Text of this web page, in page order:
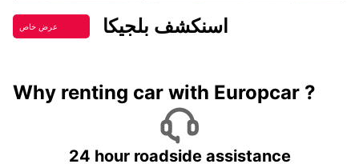
عرض خاص اسنكشف بلجيكا
Why renting car with Europcar ?
24 hour roadside assistance